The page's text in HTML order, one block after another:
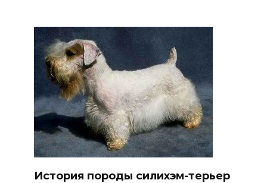
История породы силихэм-терьер